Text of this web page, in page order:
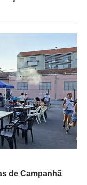
de Campanhã